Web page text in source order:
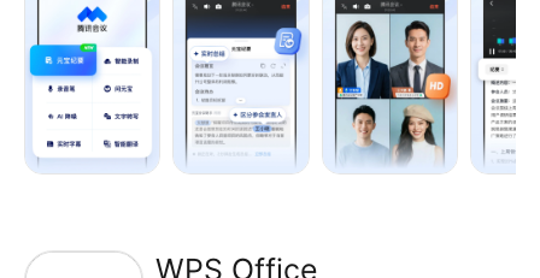
会，提升会议效率，从此移动办公、跨企业开会不再是
难题！
智会互联，云端开启！
- 界面清爽简洁，一键预约、发起、加入会议；
WPS Office